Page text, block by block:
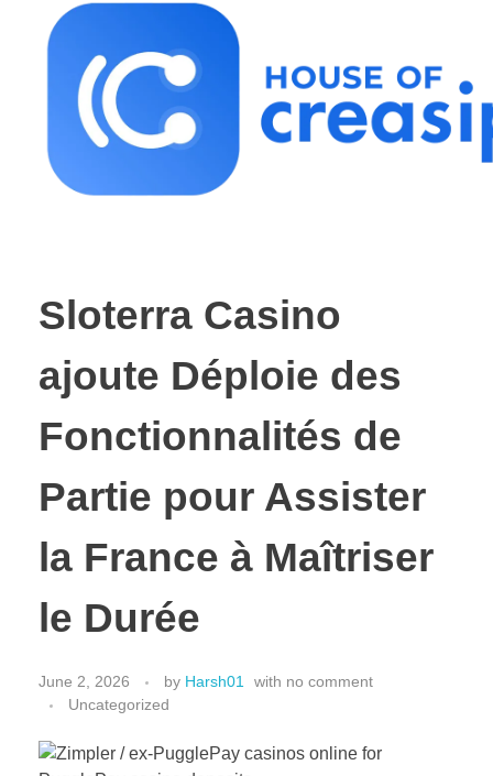
Sloterra Casino
ajoute Déploie des
Fonctionnalités de
Partie pour Assister
la France à Maîtriser
le Durée
June 2, 2026 by Harsh01 with no comment
Uncategorized